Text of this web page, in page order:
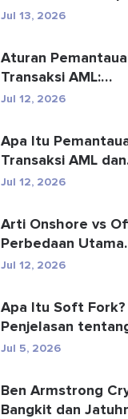
Lengkap
Jul 13, 2026
Aturan
Transaksi AML:
Bagaimana Aturan
Jul 12, 2026
Apa Itu
Transaksi AML dan
Bagaimana Cara
Jul 12, 2026
Arti Onshore vs
Perbedaan Utama
Dijelaskan
Jul 12, 2026
Apa Itu Soft Fork?
Penjelasan
Peningkatan
Jul 5, 2026
Ben Armstrong
Bangkit dan